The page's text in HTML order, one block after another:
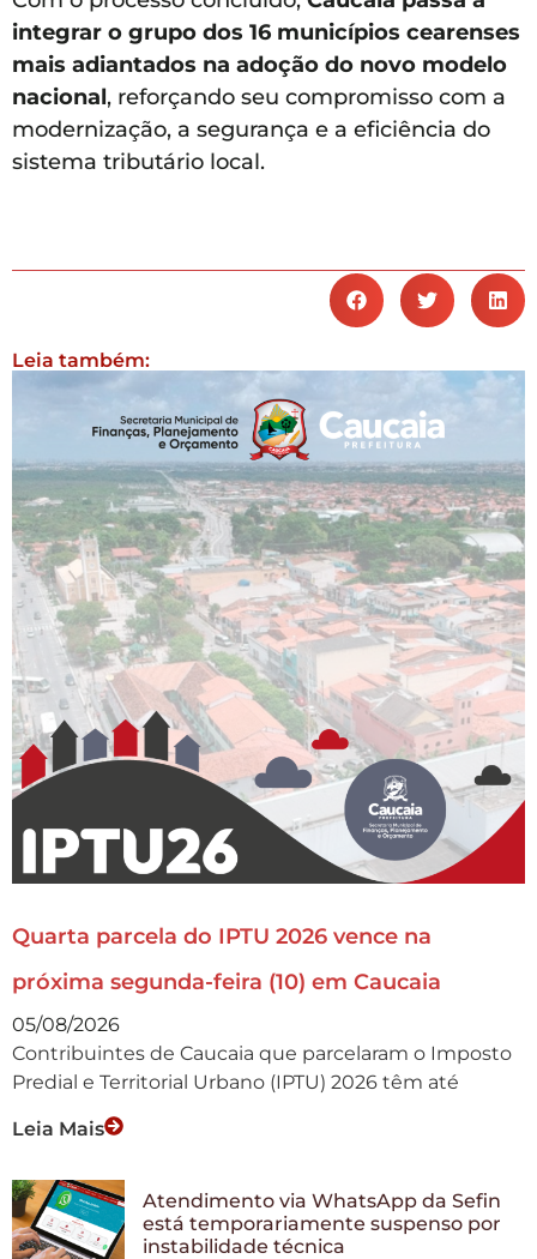
integrar o grupo dos 16 municípios cearenses
mais adiantados na adoção do novo modelo
nacional, reforçando seu compromisso com a
modernização, a segurança e a eficiência do
sistema tributário local.
Leia também:
Quarta parcela do IPTU 2026 vence na
próxima segunda-feira (10) em Caucaia
05/08/2026
Contribuintes de Caucaia que parcelaram o Imposto
Predial e Territorial Urbano (IPTU) 2026 têm até
Leia Mais
Atendimento via WhatsApp da Sefin
está temporariamente suspenso por
instabilidade técnica